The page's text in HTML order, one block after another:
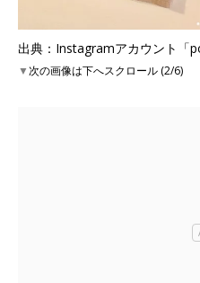
出典：Instagramアカウント「
▼次の画像は下へスクロール (2/6)